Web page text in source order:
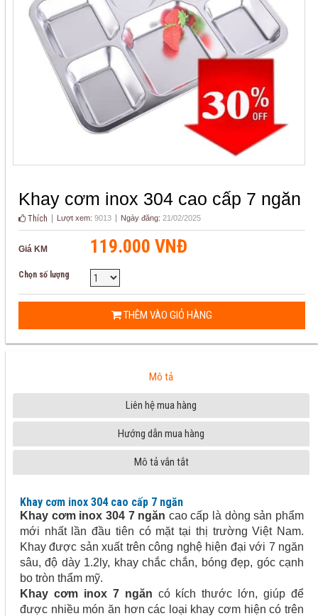
Khay cơm inox 304 cao cấp 7 ngăn
Thích Lượt xem: 9013 Ngày đăng: 21/02/2025
Giá KM 119.000 VNĐ
Chọn số lượng
THÊM VÀO GIỎ HÀNG
Mô tả
Liên hệ mua hàng
Hướng dẫn mua hàng
Mô tả vắn tắt
Khay cơm inox 304 cao cấp 7 ngăn
Khay cơm inox 304 7 ngăn cao cấp là dòng sản phẩm
mới nhất lần đầu tiên có mặt tại thị trường Việt Nam.
Khay được sản xuất trên công nghệ hiện đại với 7 ngăn
sâu, độ dày 1.2ly, khay chắc chắn, bóng đẹp, góc cạnh
bo tròn thẩm mỹ.
Khay cơm inox 7 ngăn có kích thước lớn, giúp để
được nhiều món ăn hơn các loại khay cơm hiện có trên